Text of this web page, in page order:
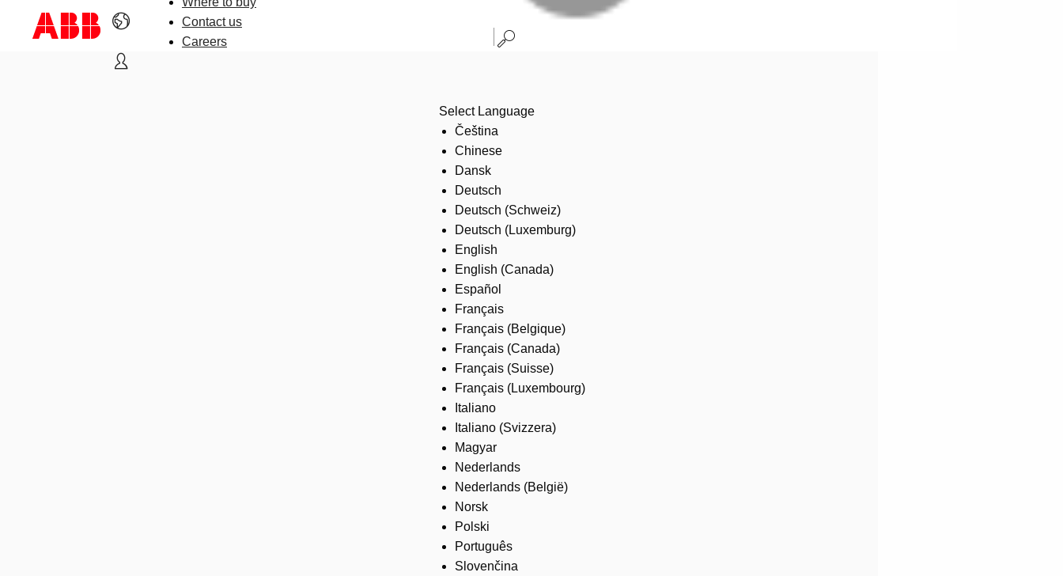
Contact us
Careers
Select Language
Čeština
Chinese
Dansk
Deutsch
Deutsch (Schweiz)
Deutsch (Luxemburg)
English
English (Canada)
Español
Français
Français (Belgique)
Français (Canada)
Français (Suisse)
Français (Luxembourg)
Italiano
Italiano (Svizzera)
Magyar
Nederlands
Nederlands (België)
Norsk
Polski
Português
Slovenčina